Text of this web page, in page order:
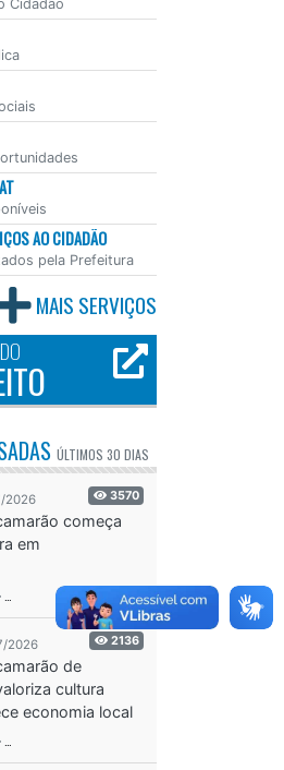
Cidadão
AO CIDADÃO
pela Prefeitura
MAIS SERVIÇOS
ÚLTIMOS 30 DIAS
2026 3570
começa
em
ODS - OBJETIVO DE DESENVOLVIMENTO SUSTENTÁVEL
2026 2136
de
cultura
economia local